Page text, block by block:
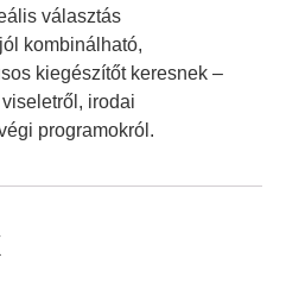
választás
kombinálható,
kiegészítőt keresnek –
irodai
programokról.